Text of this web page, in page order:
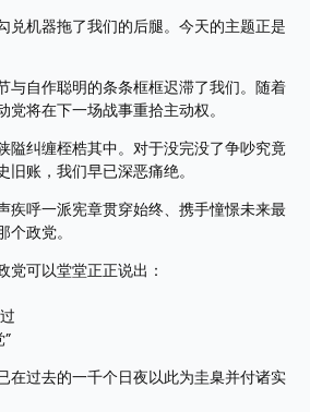
兑机器拖了我们的后腿。今天的主题正是
与自作聪明的条条框框迟滞了我们。随着
将在下一场战事重拾主动权。
隘纠缠桎梏其中。对于没完没了争吵究竟
账，我们早已深恶痛绝。
疾呼一派宪章贯穿始终、携手憧憬未来最
政党。
党可以堂堂正正说出：
在过去的一千个日夜以此为圭臬并付诸实